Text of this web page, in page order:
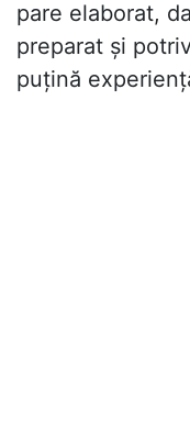
pare elaborat,
preparat și
puțină